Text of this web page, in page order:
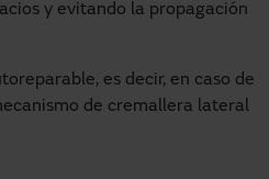
y evitando la propagación
es decir, en caso de
de cremallera lateral